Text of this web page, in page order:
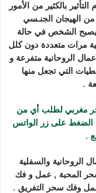
بالكثير من الأمور
الهيجان الجنـسي
يصبح الشخص في حالة
مرات متعددة دون كلل
الروحانية متفرعة و
التي تجعل منها
.
مغربي لطلب أي من
الضغط على زر الواتس
.
الروحانية والسفلية
المحبة , عمل و فك
وفك سحر التفريق .